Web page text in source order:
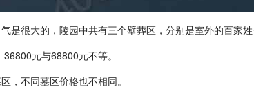
是很大的，陵园中共有三个壁葬区，分别是室外的百家
36800元与68800元不等。
，不同墓区价格也不相同。